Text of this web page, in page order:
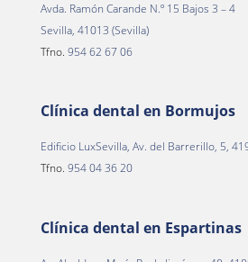
Avda. Ramón Carande N.º 15 Bajos 3 – 4
Sevilla, 41013 (Sevilla)
Tfno. 954 62 67 06
Clínica dental en Bormujos
Edificio LuxSevilla, Av. del Barrerillo, 5,
Tfno. 954 04 36 20
Clínica dental en Espartinas